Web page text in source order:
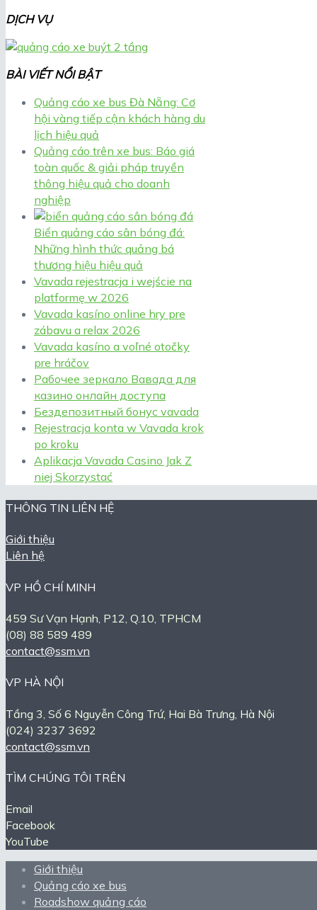
DỊCH VỤ
BÀI VIẾT NỔI BẬT
Quảng cáo xe bus Đà Nẵng: Cơ
hội vàng tiếp cận khách hàng du
lịch hiệu quả
Quảng cáo trên xe bus: Báo giá
toàn quốc & giải pháp truyền
thông hiệu quả cho doanh
nghiệp
Biển quảng cáo sân bóng đá:
Những hình thức quảng bá
thương hiệu hiệu quả
Vavada rejestracja i wejście na
platformę w 2026
Vavada kasíno online hry pre
zábavu a relax 2026
Vavada kasíno a voľné otočky
pre hráčov
Рабочее зеркало Вавада для
казино онлайн доступа
Бездепозитный бонус vavada
Rejestracja konta w Vavada krok
po kroku
Aplikacja Vavada Casino Jak Z
niej Skorzystać
THÔNG TIN LIÊN HỆ
Giới thiệu
Liên hệ
VP HỒ CHÍ MINH
459 Sư Vạn Hạnh, P12, Q.10, TPHCM
(08) 88 589 489
contact@ssm.vn
VP HÀ NỘI
Tầng 3, Số 6 Nguyễn Công Trứ, Hai Bà Trưng, Hà Nội
(024) 3237 3692
contact@ssm.vn
TÌM CHÚNG TÔI TRÊN
Email
Facebook
YouTube
Giới thiệu
Quảng cáo xe bus
Roadshow quảng cáo